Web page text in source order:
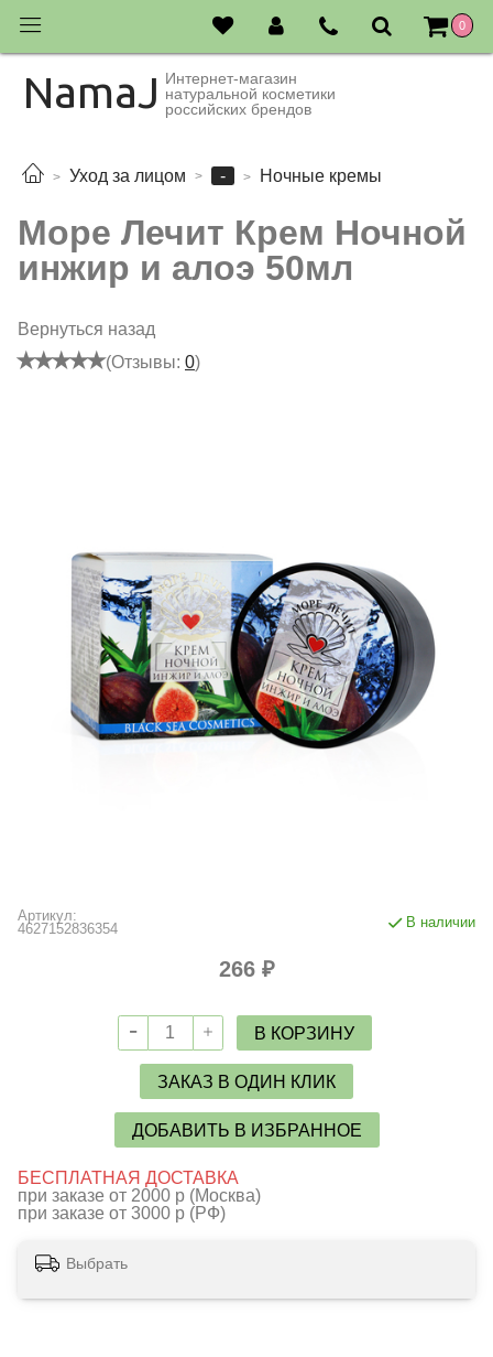
0
NamaJ Интернет-магазин
натуральной косметики
российских брендов
Уход за лицом - Ночные кремы
Море Лечит Крем Ночной
инжир и алоэ 50мл
Вернуться назад
(Отзывы: 0)
Артикул:
4627152836354
В наличии
266 ₽
В КОРЗИНУ
ЗАКАЗ В ОДИН КЛИК
ДОБАВИТЬ В ИЗБРАННОЕ
БЕСПЛАТНАЯ ДОСТАВКА
при заказе от 2000 р (Москва)
при заказе от 3000 р (РФ)
Выбрать